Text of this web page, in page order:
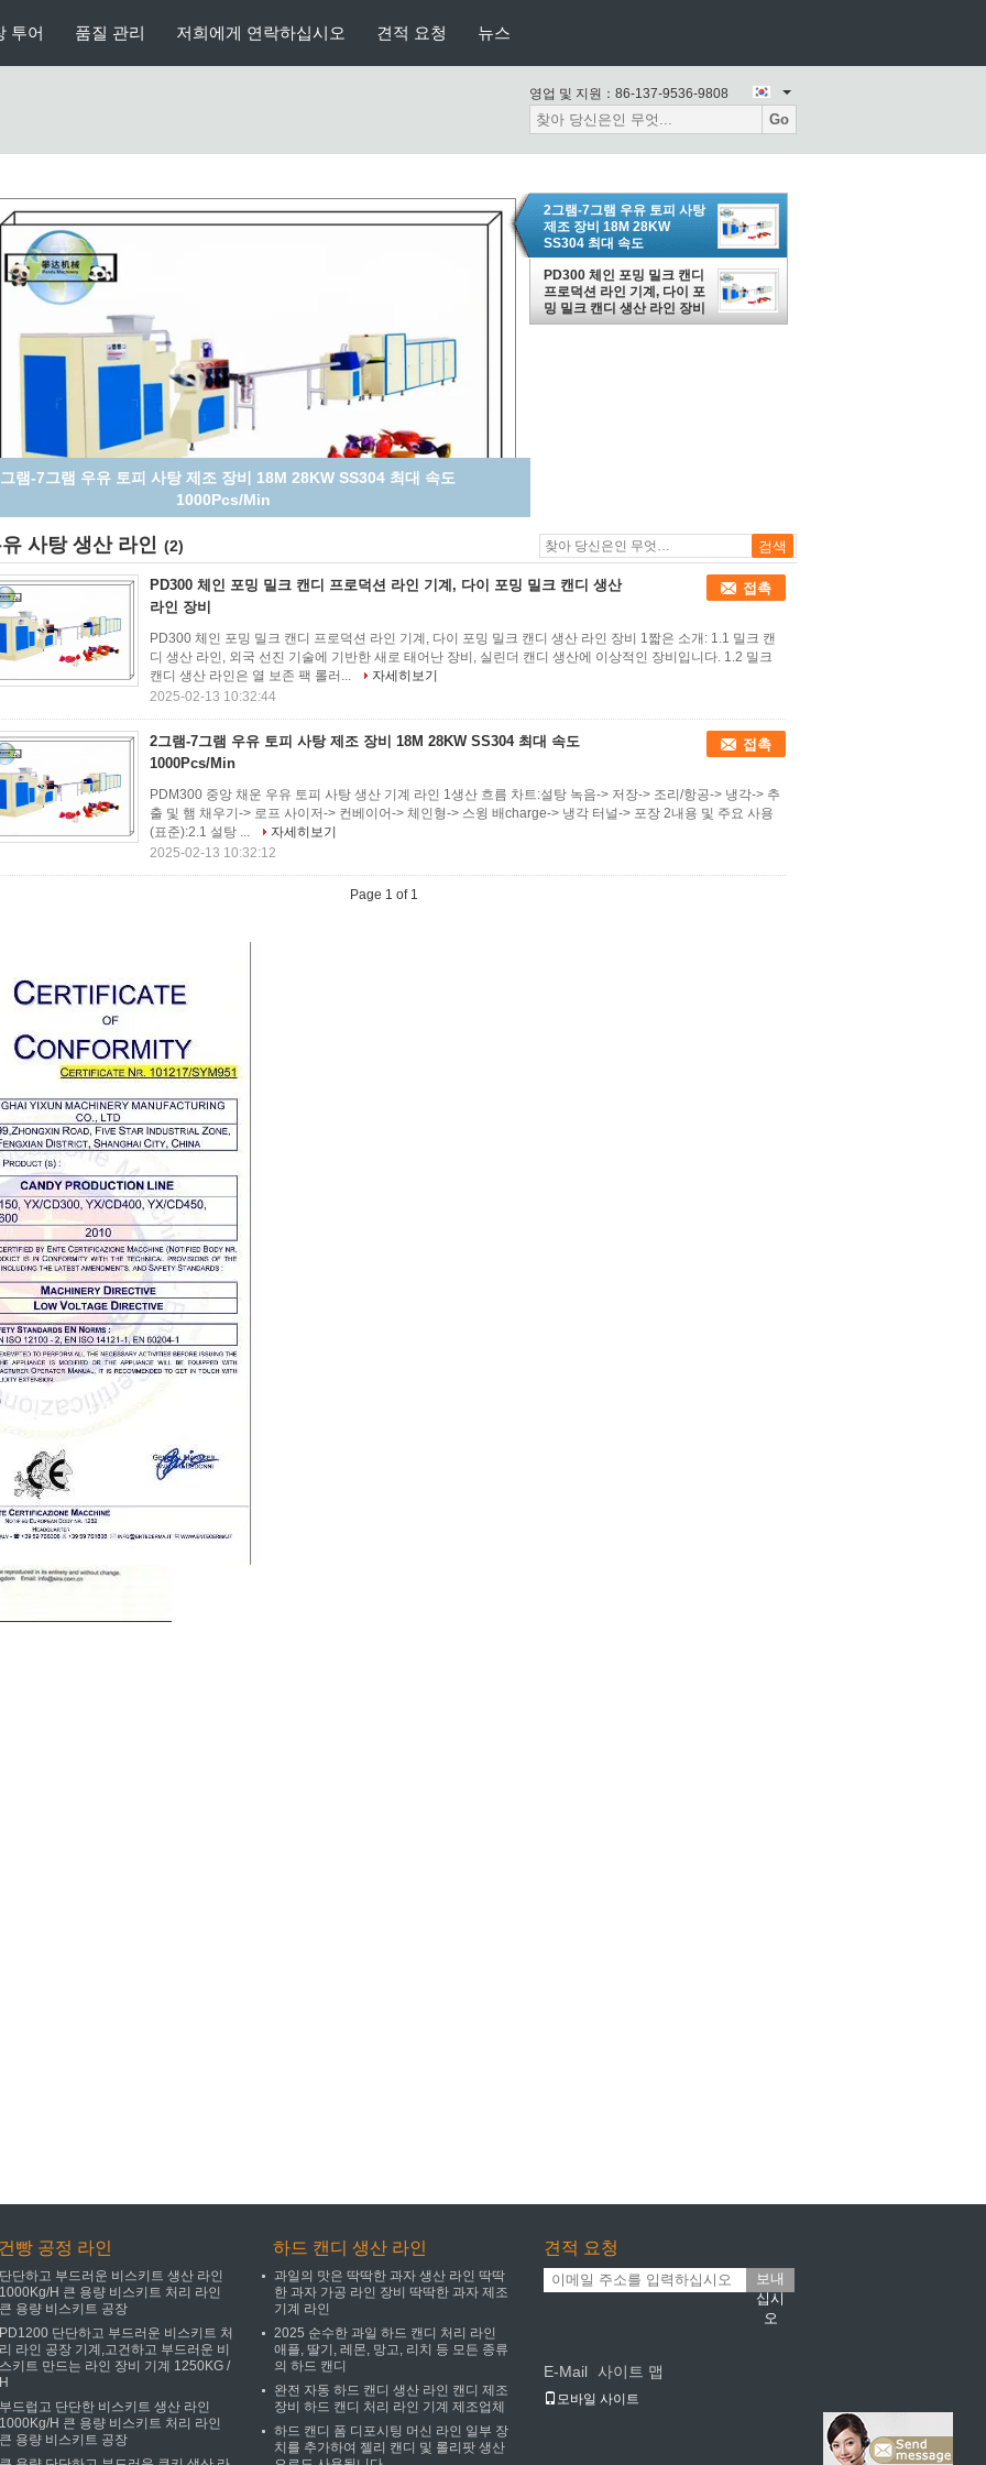
투어 품질 관리 저희에게 연락하십시오 견적 요청 뉴스
영업 및 지원： 86-137-9536-9808
Go
체인 포밍 밀크 캔디 프로덕션 라인 기계, 다이 포밍 밀크 캔디 생
산 라인 장비
2그램-7그램 우유 토피 사탕
제조 장비 18M 28KW
SS304 최대 속도
1000Pcs/Min
PD300 체인 포밍 밀크 캔디
프로덕션 라인 기계, 다이 포
밍 밀크 캔디 생산 라인 장비
사탕 생산 라인 (2)
PD300 체인 포밍 밀크 캔디 프로덕션 라인 기계, 다이 포밍 밀크 캔디 생산
라인 장비
접촉
PD300 체인 포밍 밀크 캔디 프로덕션 라인 기계, 다이 포밍 밀크 캔디 생산 라인 장비 1짧은 소개: 1.1 밀크 캔
디 생산 라인, 외국 선진 기술에 기반한 새로 태어난 장비, 실린더 캔디 생산에 이상적인 장비입니다. 1.2 밀크
캔디 생산 라인은 열 보존 팩 롤러...
자세히보기
2025-02-13 10:32:44
2그램-7그램 우유 토피 사탕 제조 장비 18M 28KW SS304 최대 속도
1000Pcs/Min
접촉
PDM300 중앙 채운 우유 토피 사탕 생산 기계 라인 1생산 흐름 차트:설탕 녹음-> 저장-> 조리/항공-> 냉각-> 추
출 및 햄 채우기-> 로프 사이저-> 컨베이어-> 체인형-> 스윙 배charge-> 냉각 터널-> 포장 2내용 및 주요 사용
(표준):2.1 설탕 ...
자세히보기
2025-02-13 10:32:12
Page 1 of 1
빵 공정 라인
단단하고 부드러운 비스키트 생산 라인
1000Kg/H 큰 용량 비스키트 처리 라인
큰 용량 비스키트 공장
PD1200 단단하고 부드러운 비스키트 처
리 라인 공장 기계,고건하고 부드러운 비
스키트 만드는 라인 장비 기계 1250KG /
H
부드럽고 단단한 비스키트 생산 라인
1000Kg/H 큰 용량 비스키트 처리 라인
큰 용량 비스키트 공장
하드 캔디 생산 라인
과일의 맛은 딱딱한 과자 생산 라인 딱딱
한 과자 가공 라인 장비 딱딱한 과자 제조
기계 라인
2025 순수한 과일 하드 캔디 처리 라인
애플, 딸기, 레몬, 망고, 리치 등 모든 종류
의 하드 캔디
완전 자동 하드 캔디 생산 라인 캔디 제조
장비 하드 캔디 처리 라인 기계 제조업체
하드 캔디 폼 디포시팅 머신 라인 일부 장
치를 추가하여 젤리 캔디 및 롤리팟 생산
견적 요청
보내
십시
오
E-Mail 사이트 맵
모바일 사이트